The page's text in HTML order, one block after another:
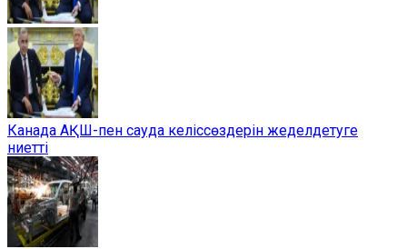
Канада АҚШ-пен сауда келіссөздерін жеделдетуге
ниетті